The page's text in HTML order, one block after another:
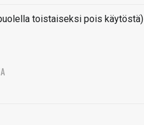
toistaiseksi pois käytöstä)